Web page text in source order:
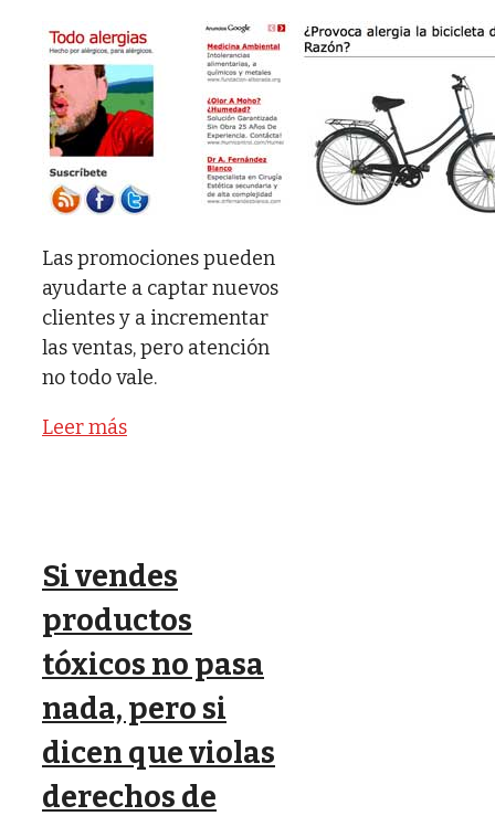
Las promociones pueden
ayudarte a captar nuevos
clientes y a incrementar
las ventas, pero atención
no todo vale.
Leer más
Si vendes
productos
tóxicos no pasa
nada, pero si
dicen que violas
derechos de